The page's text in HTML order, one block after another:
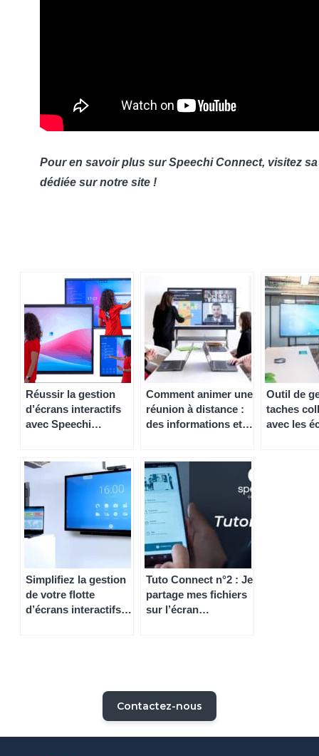
Pour en savoir plus sur Speechi Connect, visitez
dédiée sur notre site !
Réussir la gestion
d’écrans interactifs
avec Speechi
Comment animer une
réunion à distance :
des informations et
Outil de
taches
avec les
Simplifiez la gestion
de votre flotte
d’écrans interactifs
Tuto Connect n°2 : Je
partage mes fichiers
sur l’écran
Contactez-nous